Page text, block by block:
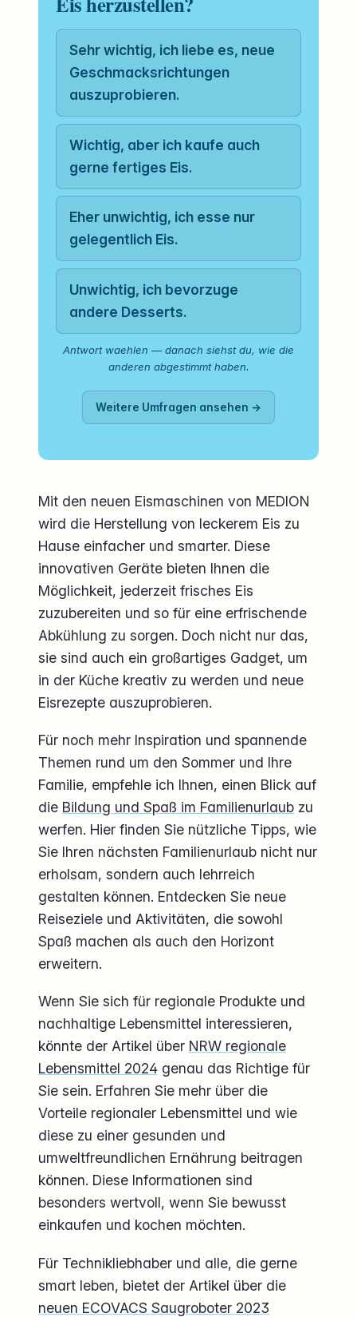
Sehr wichtig, ich liebe es, neue
Geschmacksrichtungen
auszuprobieren.
Wichtig, aber ich kaufe auch
gerne fertiges Eis.
Eher unwichtig, ich esse nur
gelegentlich Eis.
Unwichtig, ich bevorzuge
andere Desserts.
Antwort waehlen — danach siehst du, wie die
anderen abgestimmt haben.
Weitere Umfragen ansehen →
Mit den neuen Eismaschinen von MEDION
wird die Herstellung von leckerem Eis zu
Hause einfacher und smarter. Diese
innovativen Geräte bieten Ihnen die
Möglichkeit, jederzeit frisches Eis
zuzubereiten und so für eine erfrischende
Abkühlung zu sorgen. Doch nicht nur das,
sie sind auch ein großartiges Gadget, um
in der Küche kreativ zu werden und neue
Eisrezepte auszuprobieren.
Für noch mehr Inspiration und spannende
Themen rund um den Sommer und Ihre
Familie, empfehle ich Ihnen, einen Blick auf
die Bildung und Spaß im Familienurlaub zu
werfen. Hier finden Sie nützliche Tipps, wie
Sie Ihren nächsten Familienurlaub nicht nur
erholsam, sondern auch lehrreich
gestalten können. Entdecken Sie neue
Reiseziele und Aktivitäten, die sowohl
Spaß machen als auch den Horizont
erweitern.
Wenn Sie sich für regionale Produkte und
nachhaltige Lebensmittel interessieren,
könnte der Artikel über NRW regionale
Lebensmittel 2024 genau das Richtige für
Sie sein. Erfahren Sie mehr über die
Vorteile regionaler Lebensmittel und wie
diese zu einer gesunden und
umweltfreundlichen Ernährung beitragen
können. Diese Informationen sind
besonders wertvoll, wenn Sie bewusst
einkaufen und kochen möchten.
Für Technikliebhaber und alle, die gerne
smart leben, bietet der Artikel über die
neuen ECOVACS Saugroboter 2023